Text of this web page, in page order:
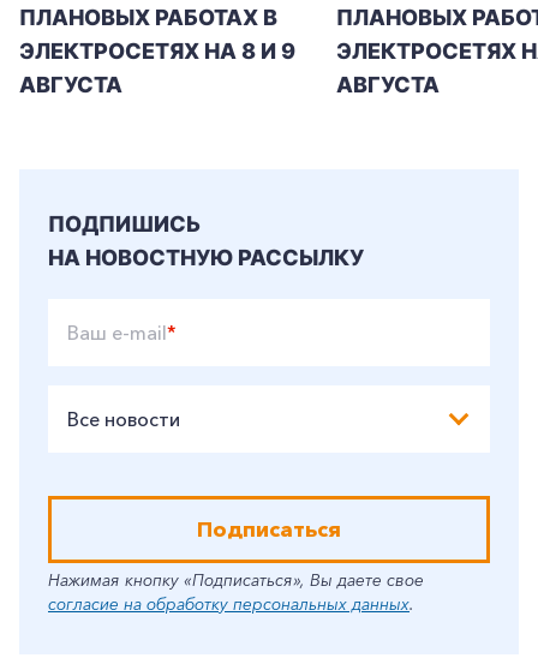
ПЛАНОВЫХ РАБОТАХ В
ЭЛЕКТРОСЕТЯХ НА 8 И 9
АВГУСТА
ПЛАНОВЫХ
ЭЛЕКТРОСЕТЯХ
АВГУСТА
ПОДПИШИСЬ
НА НОВОСТНУЮ РАССЫЛКУ
Ваш e-mail*
Все новости
Подписаться
Нажимая кнопку «Подписаться», Вы даете свое
согласие на обработку персональных данных.